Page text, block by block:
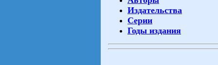
Издательства
Серии
Годы издания